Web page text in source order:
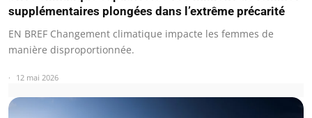
supplémentaires plongées dans l’extrême précarité
EN BREF Changement climatique impacte les femmes de
manière disproportionnée.
12 mai 2026